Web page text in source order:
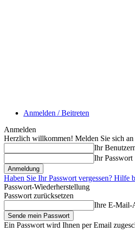
Anmelden / Beitreten
Anmelden
Herzlich willkommen! Melden Sie sich an
Ihr
Ihr Passwort
Haben Sie Ihr Passwort vergessen? Hilfe
Passwort-Wiederherstellung
Passwort zurücksetzen
Ihre E-Mail-
Ein Passwort wird Ihnen per Email